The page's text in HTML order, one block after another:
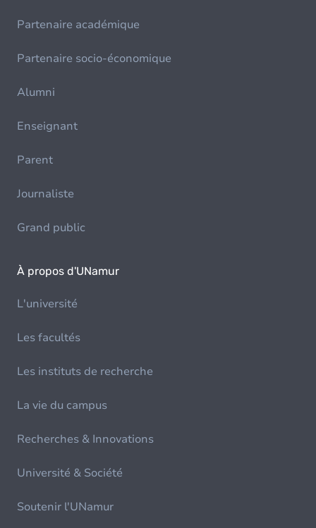
Partenaire académique
Partenaire socio-économique
Alumni
Enseignant
Parent
Journaliste
Grand public
À propos d'UNamur
L'université
Les facultés
Les instituts de recherche
La vie du campus
Recherches & Innovations
Université & Société
Soutenir l'UNamur